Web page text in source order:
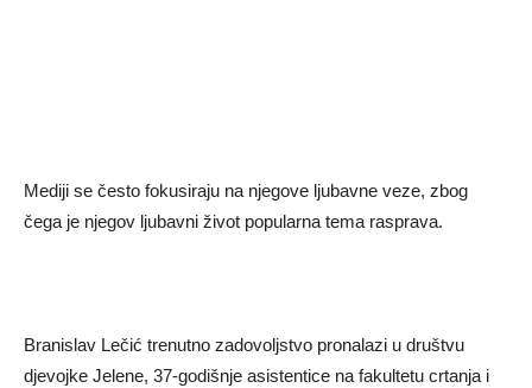
Mediji se često fokusiraju na njegove ljubavne veze, zbog
čega je njegov ljubavni život popularna tema rasprava.
Branislav Lečić trenutno zadovoljstvo pronalazi u društvu
djevojke Jelene, 37-godišnje asistentice na fakultetu crtanja i